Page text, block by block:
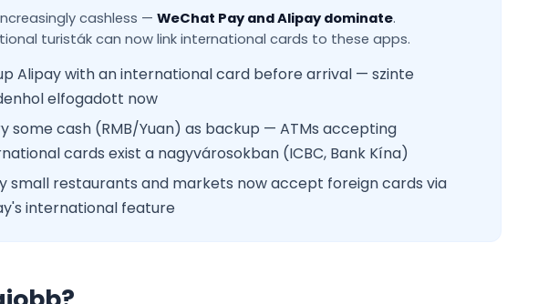
cashless — WeChat Pay and Alipay dominate.
turisták can now link international cards to these apps.
Alipay with an international card before arrival — szinte
elfogadott now
some cash (RMB/Yuan) as backup — ATMs accepting
cards exist a nagyvárosokban (ICBC, Bank Kína)
small restaurants and markets now accept foreign cards via
international feature